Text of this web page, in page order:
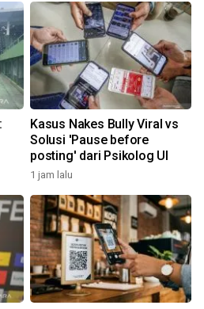
Kasus Nakes Bully Viral vs
Solusi 'Pause before
posting' dari Psikolog UI
1 jam lalu